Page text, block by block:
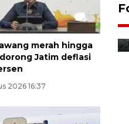
merah hingga
Jatim deflasi
2026 16:37
mesin